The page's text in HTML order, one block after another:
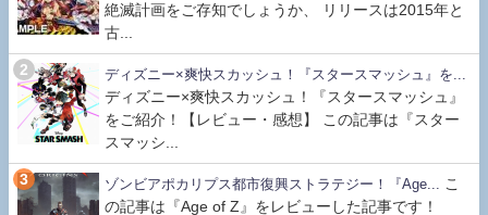
絶滅計画をご存知でしょうか、 リリースは2015年と
古...
ディズニー×爽快スカッシュ！『スタースマッシュ』を...
ディズニー×爽快スカッシュ！『スタースマッシュ』
をご紹介！【レビュー・感想】 この記事は『スター
スマッシ...
ゾンビアポカリプス都市復興ストラテジー！『Age...
こ
の記事は『Age of Z』をレビューした記事です！